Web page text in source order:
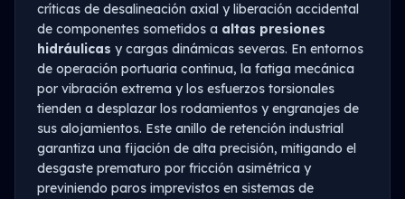
críticas de desalineación axial y liberación accidental
de componentes sometidos a altas presiones
hidráulicas y cargas dinámicas severas. En entornos
de operación portuaria continua, la fatiga mecánica
por vibración extrema y los esfuerzos torsionales
tienden a desplazar los rodamientos y engranajes de
sus alojamientos. Este anillo de retención industrial
garantiza una fijación de alta precisión, mitigando el
desgaste prematuro por fricción asimétrica y
previniendo paros imprevistos en sistemas de